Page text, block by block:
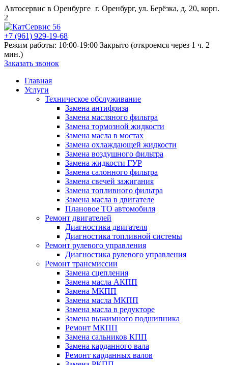
Автосервис в Оренбурге г. Оренбург, ул. Берёзка, д. 20, корп.
2
+7 (961) 929-19-68
Режим работы: 10:00-19:00 Закрыто (откроемся через 1 ч. 2
мин.)
Заказать звонок
Главная
Услуги
Техническое обслуживание
Замена антифриза
Замена масляного фильтра
Замена тормозной жидкости
Замена масла в мостах
Замена охлаждающей жидкости
Замена воздушного фильтра
Замена жидкости ГУР
Замена салонного фильтра
Замена свечей зажигания
Замена топливного фильтра
Замена масла в двигателе
Плановое ТО автомобиля
Ремонт двигателей
Диагностика двигателя
Диагностика топливной системы
Ремонт рулевого управления
Диагностика рулевого управления
Ремонт трансмиссии
Замена сцепления
Замена масла АКПП
Замена МКПП
Замена масла МКПП
Замена масла в редукторе
Замена выжимного подшипника
Ремонт МКПП
Замена сальников КПП
Замена карданного вала
Ремонт карданных валов